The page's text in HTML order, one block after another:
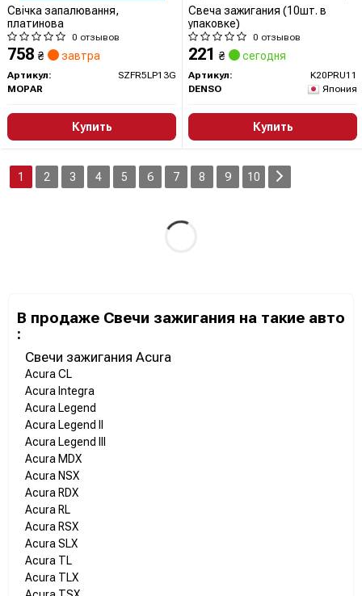
Свічка запалювання,
платинова
0 отзывов
758 ₴ завтра
Артикул:
SZFR5LP13G
MOPAR
Купить
Свеча зажигания (10шт. в
упаковке)
0 отзывов
221 ₴ сегодня
Артикул:
K20PRU11
DENSO
Япония
Купить
1 2 3 4 5 6 7 8 9 10
В продаже Свечи зажигания на такие авто
:
Свечи зажигания Acura
Acura CL
Acura Integra
Acura Legend
Acura Legend II
Acura Legend III
Acura MDX
Acura NSX
Acura RDX
Acura RL
Acura RSX
Acura SLX
Acura TL
Acura TLX